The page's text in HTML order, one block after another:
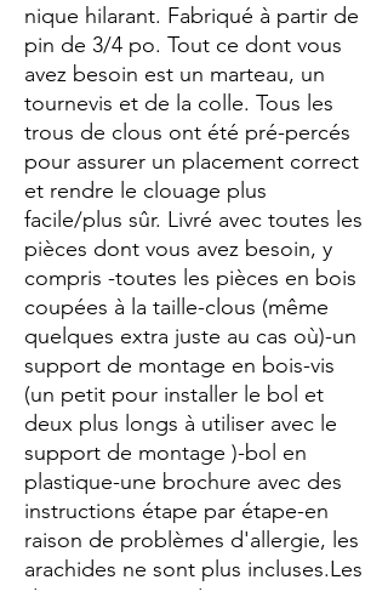
nique hilarant. Fabriqué à partir de
pin de 3/4 po. Tout ce dont vous
avez besoin est un marteau, un
tournevis et de la colle. Tous les
trous de clous ont été pré-percés
pour assurer un placement correct
et rendre le clouage plus
facile/plus sûr. Livré avec toutes les
pièces dont vous avez besoin, y
compris -toutes les pièces en bois
coupées à la taille-clous (même
quelques extra juste au cas où)-un
support de montage en bois-vis
(un petit pour installer le bol et
deux plus longs à utiliser avec le
support de montage )-bol en
plastique-une brochure avec des
instructions étape par étape-en
raison de problèmes d'allergie, les
arachides ne sont plus incluses.Les
dimensions sont d'environ